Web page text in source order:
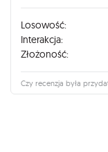
Losowość:
Interakcja:
Złożoność:
Czy recenzja była